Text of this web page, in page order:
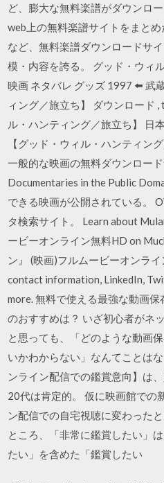
ど、膨大な無料楽譜がダウンロ
web上の無料楽譜サイトをまと
など、無料楽譜ダウンロードサ
模・内容を誇る。 グッド・ウィ
映画 ネタバレ グッズ 1997 ⬅️ 武
ィング／旅立ち】 ダウンロード
ル・ハンティング／旅立ち】 日
【グッド・ウィル・ハンティン
一般的な映画の無料ダウンロー
Documentaries in the Public
できる映画が公開されている。
タ検索サイト。 Learn about
ービーオンライン無料HD on
ン』 (映画)フルムービーオンライ
contact information, LinkedIn,
more. 無料で使える最強な動画
のおすすめは？ いざ初心者がネ
と思っても、「どのような動画
いかわからない」なんてことは
ンライン配信での鑑賞意向】は
20代は肯定的。 仮に映画館での
ン配信での自宅視聴に変わった
ところ、「非常に鑑賞したい」
たい」を含めた「鑑賞したい